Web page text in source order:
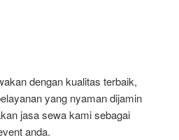
dengan kualitas terbaik,
yang nyaman dijamin
jasa sewa kami sebagai
anda.